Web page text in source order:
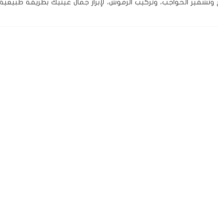
الحواجب، وتركيب الرموش، لإبراز جمال عينيك بطريقة